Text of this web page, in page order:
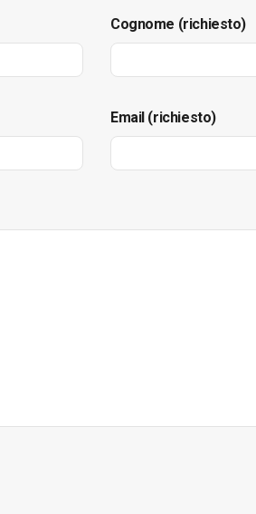
Cognome (richiesto)
Email (richiesto)